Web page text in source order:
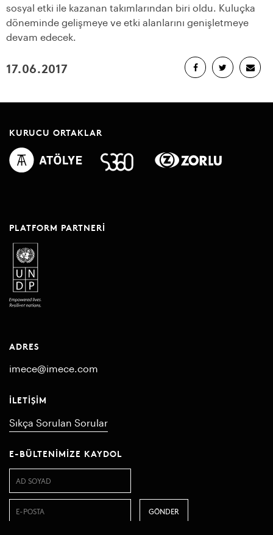
sosyal etki ile kazanan takımlarından biri oldu. Kuluçka
döneminde gelişmeye ve etki alanlarını genişletmeye
devam edecek.
17.06.2017
KURUCU ORTAKLAR
PLATFORM PARTNERI
ADRES
imece@imece.com
İLETIŞIM
Sıkça Sorulan Sorular
E-BÜLTENIMIZE KAYDOL